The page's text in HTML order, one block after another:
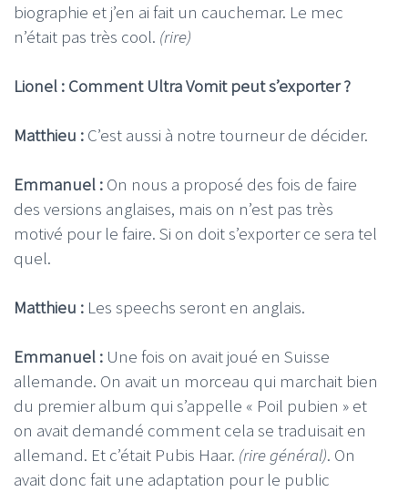
biographie et j’en ai fait un cauchemar. Le mec
n’était pas très cool. (rire)
Lionel : Comment Ultra Vomit peut s’exporter ?
Matthieu : C’est aussi à notre tourneur de décider.
Emmanuel : On nous a proposé des fois de faire
des versions anglaises, mais on n’est pas très
motivé pour le faire. Si on doit s’exporter ce sera tel
quel.
Matthieu : Les speechs seront en anglais.
Emmanuel : Une fois on avait joué en Suisse
allemande. On avait un morceau qui marchait bien
du premier album qui s’appelle « Poil pubien » et
on avait demandé comment cela se traduisait en
allemand. Et c’était Pubis Haar. (rire général). On
avait donc fait une adaptation pour le public